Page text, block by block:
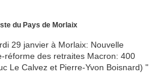
du Pays de Morlaix